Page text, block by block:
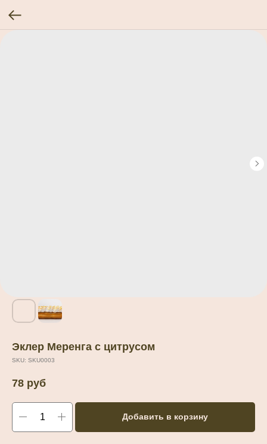
Эклер Меренга с цитрусом
SKU: SKU0003
78 руб
Добавить в корзину